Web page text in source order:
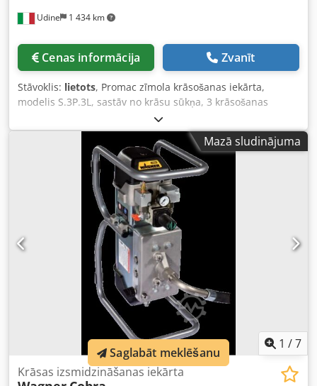
Udine 1 434 km
Cenas informācija Zvanīt
Stāvoklis: lietots, Promac zīmola krāsošanas iekārta,
modelis S.3P.3L, sastāv no krāsu sūkņa, 3 krāsošanas
pistoles, 3 UV lampām žāvēšanai un transportēšanas
lentes 6200 x 10 mm, vadības paneļa, taimera un
'manuālā/automātiskā' piedziņas. Djdpfsy S Ac Eex Anzjkr
Mazā sludinājuma
1 /7
Krāsas izsmidzināšanas iekārta
Saglabāt meklēšanu